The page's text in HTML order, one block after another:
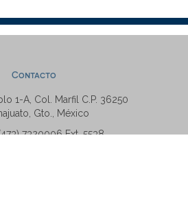
Contacto
1-A, Col. Marfil C.P. 36250
Gto., México
7320006 Ext. 5538